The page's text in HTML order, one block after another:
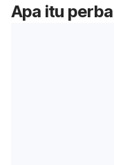
Apa itu